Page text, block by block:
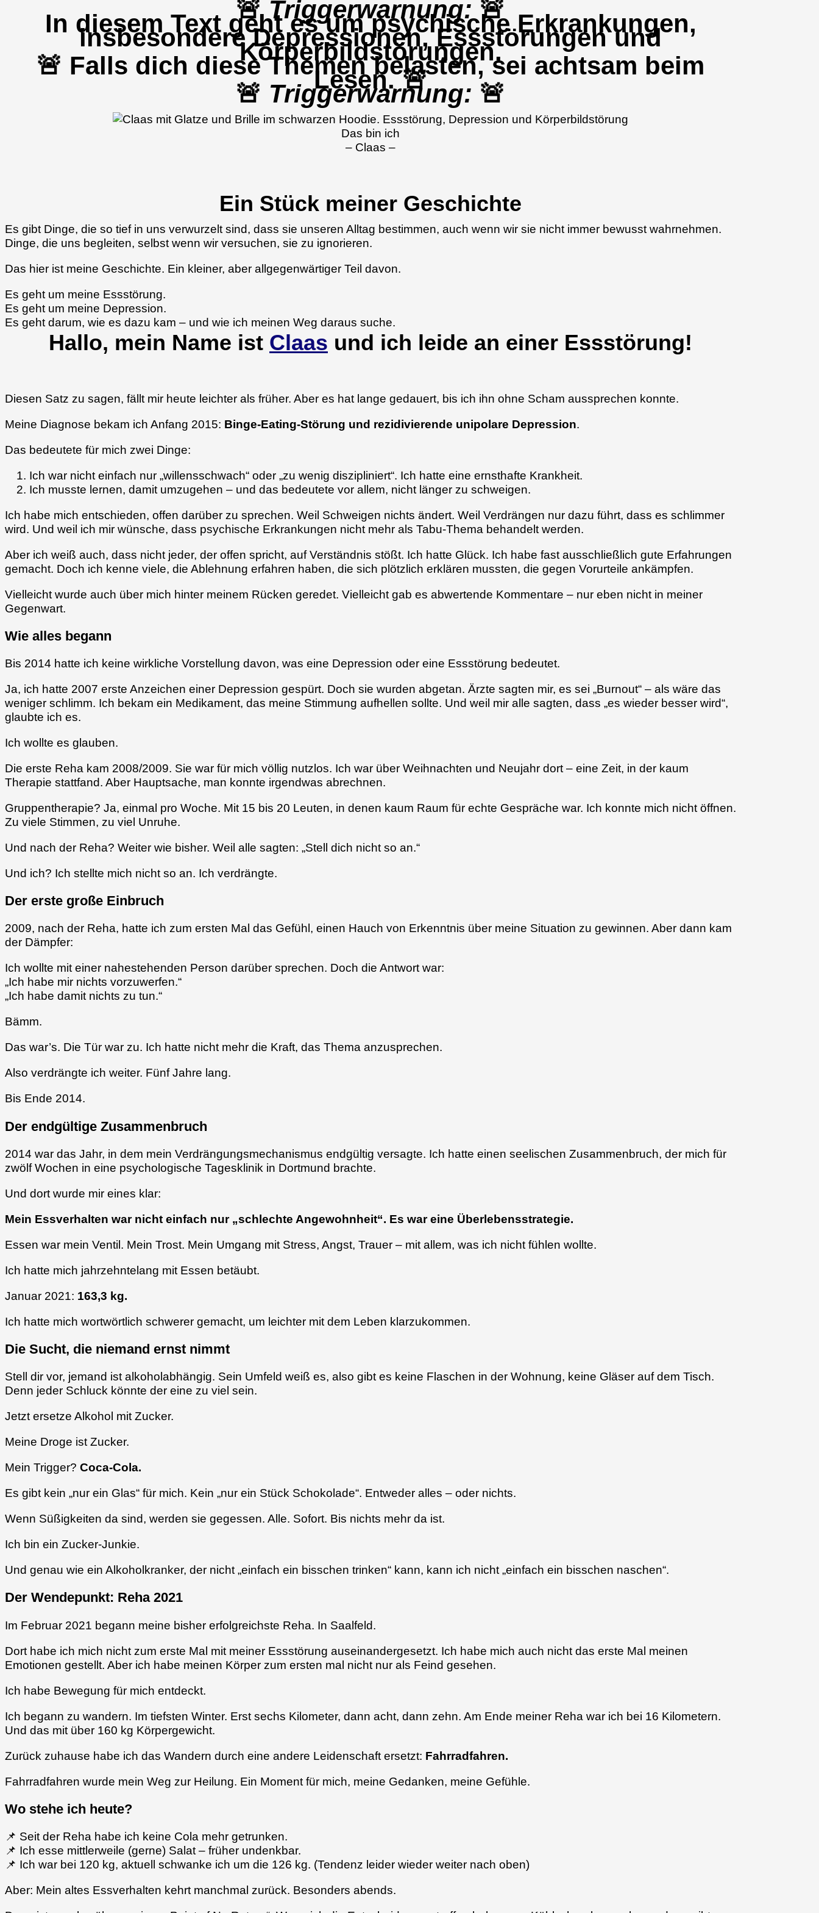
🚨 Triggerwarnung: 🚨
In diesem Text geht es um psychische Erkrankungen,
insbesondere Depressionen, Essstörungen und
Körperbildstörungen.
🚨 Falls dich diese Themen belasten, sei achtsam beim
Lesen. 🚨
🚨 Triggerwarnung: 🚨
Das bin ich
– Claas –
Ein Stück meiner Geschichte
Es gibt Dinge, die so tief in uns verwurzelt sind, dass sie unseren Alltag bestimmen, auch wenn wir sie nicht immer bewusst wahrnehmen.
Dinge, die uns begleiten, selbst wenn wir versuchen, sie zu ignorieren.
Das hier ist meine Geschichte. Ein kleiner, aber allgegenwärtiger Teil davon.
Es geht um meine Essstörung.
Es geht um meine Depression.
Es geht darum, wie es dazu kam – und wie ich meinen Weg daraus suche.
Hallo, mein Name ist Claas und ich leide an einer Essstörung!
Diesen Satz zu sagen, fällt mir heute leichter als früher. Aber es hat lange gedauert, bis ich ihn ohne Scham aussprechen konnte.
Meine Diagnose bekam ich Anfang 2015: Binge-Eating-Störung und rezidivierende unipolare Depression.
Das bedeutete für mich zwei Dinge:
Ich war nicht einfach nur „willensschwach“ oder „zu wenig diszipliniert“. Ich hatte eine ernsthafte Krankheit.
Ich musste lernen, damit umzugehen – und das bedeutete vor allem, nicht länger zu schweigen.
Ich habe mich entschieden, offen darüber zu sprechen. Weil Schweigen nichts ändert. Weil Verdrängen nur dazu führt, dass es schlimmer
wird. Und weil ich mir wünsche, dass psychische Erkrankungen nicht mehr als Tabu-Thema behandelt werden.
Aber ich weiß auch, dass nicht jeder, der offen spricht, auf Verständnis stößt. Ich hatte Glück. Ich habe fast ausschließlich gute Erfahrungen
gemacht. Doch ich kenne viele, die Ablehnung erfahren haben, die sich plötzlich erklären mussten, die gegen Vorurteile ankämpfen.
Vielleicht wurde auch über mich hinter meinem Rücken geredet. Vielleicht gab es abwertende Kommentare – nur eben nicht in meiner
Gegenwart.
Wie alles begann
Bis 2014 hatte ich keine wirkliche Vorstellung davon, was eine Depression oder eine Essstörung bedeutet.
Ja, ich hatte 2007 erste Anzeichen einer Depression gespürt. Doch sie wurden abgetan. Ärzte sagten mir, es sei „Burnout“ – als wäre das
weniger schlimm. Ich bekam ein Medikament, das meine Stimmung aufhellen sollte. Und weil mir alle sagten, dass „es wieder besser wird“,
glaubte ich es.
Ich wollte es glauben.
Die erste Reha kam 2008/2009. Sie war für mich völlig nutzlos. Ich war über Weihnachten und Neujahr dort – eine Zeit, in der kaum
Therapie stattfand. Aber Hauptsache, man konnte irgendwas abrechnen.
Gruppentherapie? Ja, einmal pro Woche. Mit 15 bis 20 Leuten, in denen kaum Raum für echte Gespräche war. Ich konnte mich nicht öffnen.
Zu viele Stimmen, zu viel Unruhe.
Und nach der Reha? Weiter wie bisher. Weil alle sagten: „Stell dich nicht so an.“
Und ich? Ich stellte mich nicht so an. Ich verdrängte.
Der erste große Einbruch
2009, nach der Reha, hatte ich zum ersten Mal das Gefühl, einen Hauch von Erkenntnis über meine Situation zu gewinnen. Aber dann kam
der Dämpfer:
Ich wollte mit einer nahestehenden Person darüber sprechen. Doch die Antwort war:
„Ich habe mir nichts vorzuwerfen.“
„Ich habe damit nichts zu tun.“
Bämm.
Das war’s. Die Tür war zu. Ich hatte nicht mehr die Kraft, das Thema anzusprechen.
Also verdrängte ich weiter. Fünf Jahre lang.
Bis Ende 2014.
Der endgültige Zusammenbruch
2014 war das Jahr, in dem mein Verdrängungsmechanismus endgültig versagte. Ich hatte einen seelischen Zusammenbruch, der mich für
zwölf Wochen in eine psychologische Tagesklinik in Dortmund brachte.
Und dort wurde mir eines klar:
Mein Essverhalten war nicht einfach nur „schlechte Angewohnheit“. Es war eine Überlebensstrategie.
Essen war mein Ventil. Mein Trost. Mein Umgang mit Stress, Angst, Trauer – mit allem, was ich nicht fühlen wollte.
Ich hatte mich jahrzehntelang mit Essen betäubt.
Januar 2021: 163,3 kg.
Ich hatte mich wortwörtlich schwerer gemacht, um leichter mit dem Leben klarzukommen.
Die Sucht, die niemand ernst nimmt
Stell dir vor, jemand ist alkoholabhängig. Sein Umfeld weiß es, also gibt es keine Flaschen in der Wohnung, keine Gläser auf dem Tisch.
Denn jeder Schluck könnte der eine zu viel sein.
Jetzt ersetze Alkohol mit Zucker.
Meine Droge ist Zucker.
Mein Trigger? Coca-Cola.
Es gibt kein „nur ein Glas“ für mich. Kein „nur ein Stück Schokolade“. Entweder alles – oder nichts.
Wenn Süßigkeiten da sind, werden sie gegessen. Alle. Sofort. Bis nichts mehr da ist.
Ich bin ein Zucker-Junkie.
Und genau wie ein Alkoholkranker, der nicht „einfach ein bisschen trinken“ kann, kann ich nicht „einfach ein bisschen naschen“.
Der Wendepunkt: Reha 2021
Im Februar 2021 begann meine bisher erfolgreichste Reha. In Saalfeld.
Dort habe ich mich nicht zum erste Mal mit meiner Essstörung auseinandergesetzt. Ich habe mich auch nicht das erste Mal meinen
Emotionen gestellt. Aber ich habe meinen Körper zum ersten mal nicht nur als Feind gesehen.
Ich habe Bewegung für mich entdeckt.
Ich begann zu wandern. Im tiefsten Winter. Erst sechs Kilometer, dann acht, dann zehn. Am Ende meiner Reha war ich bei 16 Kilometern.
Und das mit über 160 kg Körpergewicht.
Zurück zuhause habe ich das Wandern durch eine andere Leidenschaft ersetzt: Fahrradfahren.
Fahrradfahren wurde mein Weg zur Heilung. Ein Moment für mich, meine Gedanken, meine Gefühle.
Wo stehe ich heute?
📌 Seit der Reha habe ich keine Cola mehr getrunken.
📌 Ich esse mittlerweile (gerne) Salat – früher undenkbar.
📌 Ich war bei 120 kg, aktuell schwanke ich um die 126 kg. (Tendenz leider wieder weiter nach oben)
Aber: Mein altes Essverhalten kehrt manchmal zurück. Besonders abends.